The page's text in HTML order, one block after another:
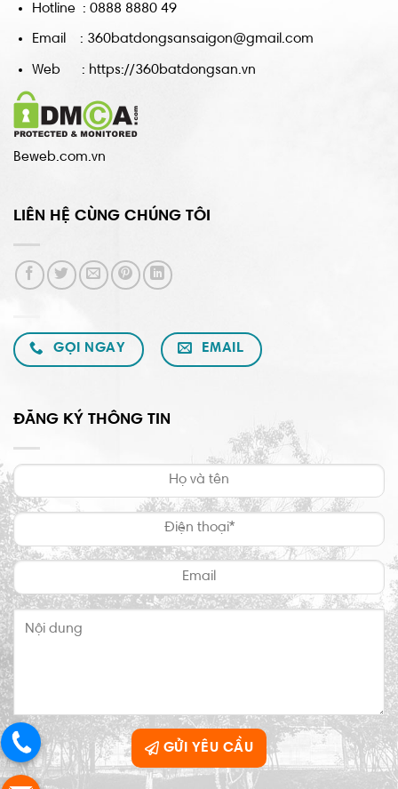
Hotline : 0888 8880 49
Email : 360batdongsansaigon@gmail.com
Web : https://360batdongsan.vn
Beweb.com.vn
LIÊN HỆ CÙNG CHÚNG TÔI
GỌI NGAY EMAIL
ĐĂNG KÝ THÔNG TIN
GỬI YÊU CẦU